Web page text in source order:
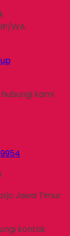
WA:
kami
Jawa Timur
kontak